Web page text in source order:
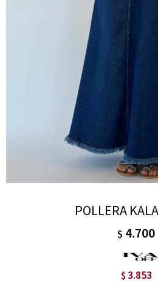
POLLERA
$ 4.700
$ 3.853